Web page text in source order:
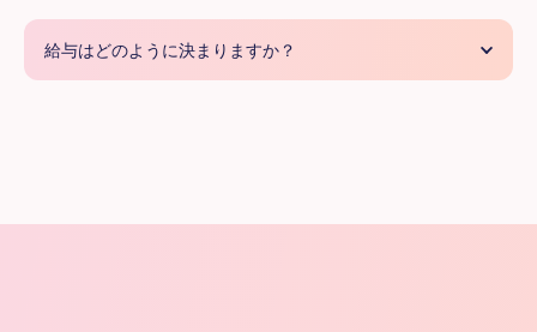
給与はどのように決まりますか？